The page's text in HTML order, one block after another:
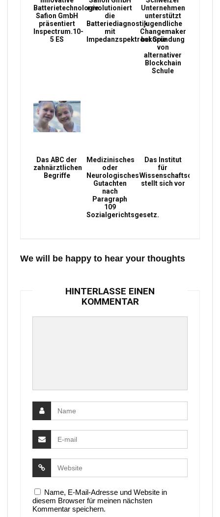
Batterietechnologie:
Safion GmbH
präsentiert
Inspectrum.10-
5 ES
revolutioniert
die
Batteriediagnostik
mit
Impedanzspektroskopie
Unternehmen
unterstützt
jugendliche
Changemaker
bei Gründung
von
alternativer
Blockchain
Schule
Das ABC der
zahnärztlichen
Begriffe
Medizinisches
oder
Neurologisches
Gutachten
nach
Paragraph
109
Sozialgerichtsgesetz.
Das Institut
für
stellt sich vor
We will be happy to hear your thoughts
HINTERLASSE EINEN
KOMMENTAR
Name, E-Mail-Adresse und Website in
diesem Browser für meinen nächsten
Kommentar speichern.